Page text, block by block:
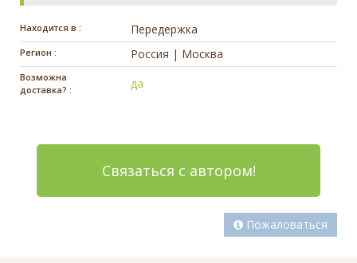
Находится в : Передержка
Регион : Россия | Москва
Возможна
доставка? :
да
Связаться с автором!
Пожаловаться